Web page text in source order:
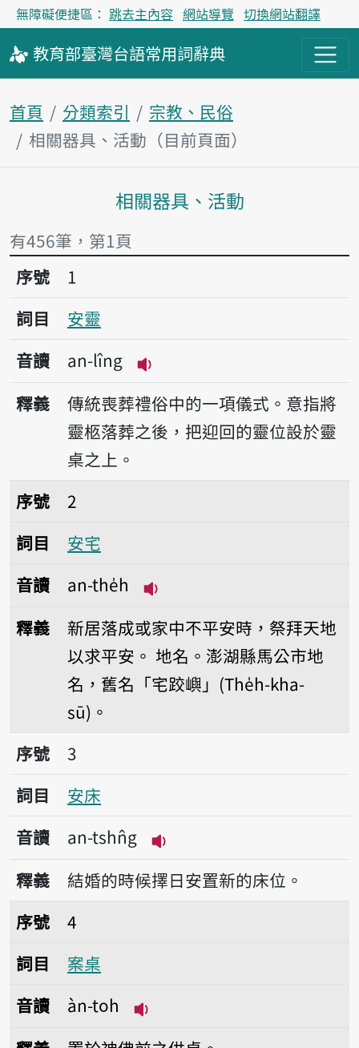
無障礙便捷區： 跳去主內容 網站導覽 切換網站翻譯
教育部臺灣台語常用詞辭典
首頁 分類索引
宗教、民俗
相關器具、活動（目前頁面）
主內容區塊
相關器具、活動
有456筆，第1頁
序號1安靈
序號
1
詞目
安靈
音讀
an-lîng
播放音讀an-lîng
釋義
傳統喪葬禮俗中的一項儀式。意指將
靈柩落葬之後，把迎回的靈位設於靈
桌之上。
序號2安宅
序號
2
詞目
安宅
音讀
an-the̍h
釋義
新居落成或家中不平安時，祭拜天地
以求平安。 地名。澎湖縣馬公市地
名，舊名「宅跤嶼」(The̍h-kha-
sū)。
序號3安床
序號
3
詞目
安床
音讀
an-tshn̂g
播放音讀an-tshn̂g
釋義
結婚的時候擇日安置新的床位。
序號4案桌
序號
4
詞目
案桌
音讀
àn-toh